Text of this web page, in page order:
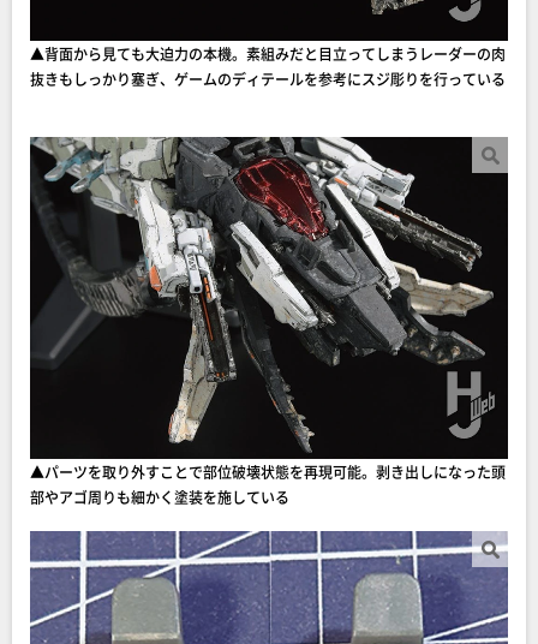
▲背面から見ても大迫力の本機。素組みだと目立ってしまうレーダーの肉
抜きもしっかり塞ぎ、ゲームのディテールを参考にスジ彫りを行っている
▲パーツを取り外すことで部位破壊状態を再現可能。剥き出しになった頭
部やアゴ周りも細かく塗装を施している